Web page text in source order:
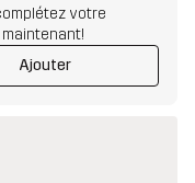
votre
Ajouter